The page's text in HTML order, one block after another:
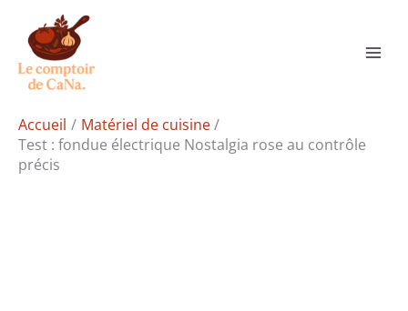
contenu
Accueil
Matériel de cuisine
Test : fondue électrique Nostalgia rose au contrôle
précis
Rechercher